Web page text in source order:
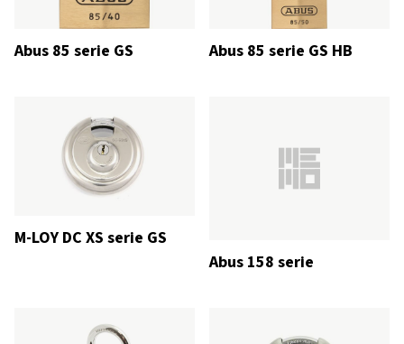
Abus 85 serie GS Abus 85 serie GS HB
M-LOY DC XS serie GS
Abus 158 serie